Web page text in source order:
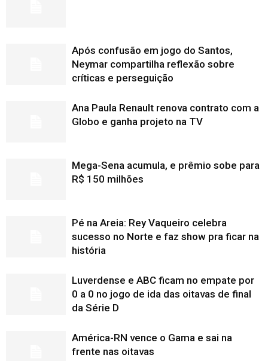
Após confusão em jogo do Santos,
Neymar compartilha reflexão sobre
críticas e perseguição
Ana Paula Renault renova contrato com a
Globo e ganha projeto na TV
Mega-Sena acumula, e prêmio sobe para
R$ 150 milhões
Pé na Areia: Rey Vaqueiro celebra
sucesso no Norte e faz show pra ficar na
história
Luverdense e ABC ficam no empate por
0 a 0 no jogo de ida das oitavas de final
da Série D
América-RN vence o Gama e sai na
frente nas oitavas